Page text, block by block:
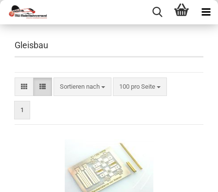
Gleisbau
Sortieren nach
Sortieren nach 100 pro Seite
pro Seite
1